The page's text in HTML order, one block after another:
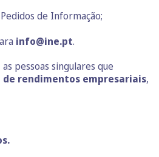
Pedidos de Informação;
info@ine.pt.
pessoas singulares que
rendimentos empresariais,